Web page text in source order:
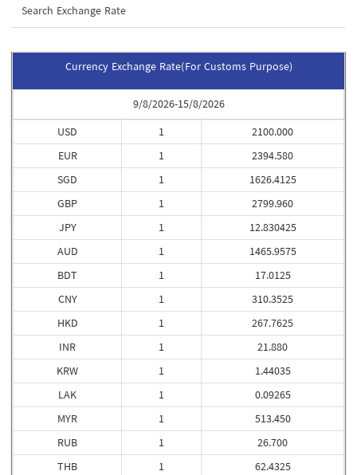
Search Exchange Rate
Currency Exchange Rate(For Customs Purpose)
9/8/2026-15/8/2026
USD
EUR
SGD
GBP
JPY
AUD
BDT
CNY
HKD
INR
KRW
LAK
MYR
RUB
THB
1
1
1
1
1
1
1
1
1
1
1
1
1
1
1
2100.000
2394.580
1626.4125
2799.960
12.830425
1465.9575
17.0125
310.3525
267.7625
21.880
1.44035
0.09265
513.450
26.700
62.4325